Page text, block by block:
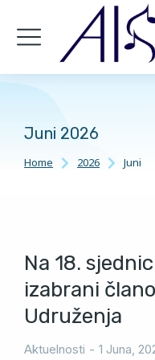
Juni 2026
You are here:
Home 2026 Juni
Na 18.
izabrani
Udruženja
Aktuelnosti 1 Juna,